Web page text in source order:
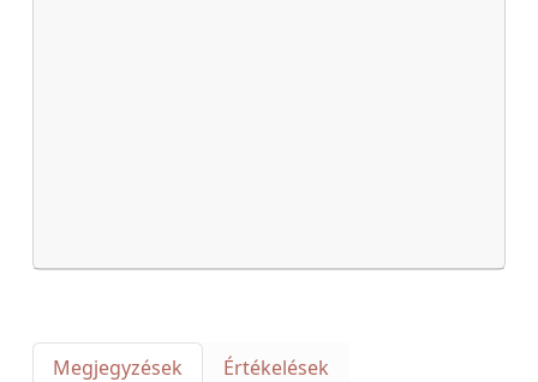
Megjegyzések
Értékelések